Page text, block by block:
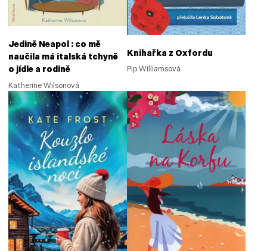
Jedině Neapol : co mě
naučila má italská tchyně
o jídle a rodině
Katherine Wilsonová
Knihařka z Oxfordu
Pip Williamsová